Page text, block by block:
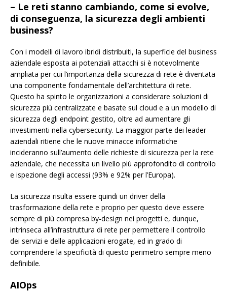
– Le reti stanno cambiando, come si evolve,
di conseguenza, la sicurezza degli ambienti
business?
Con i modelli di lavoro ibridi distribuiti, la superficie del business
aziendale esposta ai potenziali attacchi si è notevolmente
ampliata per cui l’importanza della sicurezza di rete è diventata
una componente fondamentale dell’architettura di rete.
Questo ha spinto le organizzazioni a considerare soluzioni di
sicurezza più centralizzate e basate sul cloud e a un modello di
sicurezza degli endpoint gestito, oltre ad aumentare gli
investimenti nella cybersecurity. La maggior parte dei leader
aziendali ritiene che le nuove minacce informatiche
incideranno sull’aumento delle richieste di sicurezza per la rete
aziendale, che necessita un livello più approfondito di controllo
e ispezione degli accessi (93% e 92% per l’Europa).
La sicurezza risulta essere quindi un driver della
trasformazione della rete e proprio per questo deve essere
sempre di più compresa by-design nei progetti e, dunque,
intrinseca all’infrastruttura di rete per permettere il controllo
dei servizi e delle applicazioni erogate, ed in grado di
comprendere la specificità di questo perimetro sempre meno
definibile.
AIOps